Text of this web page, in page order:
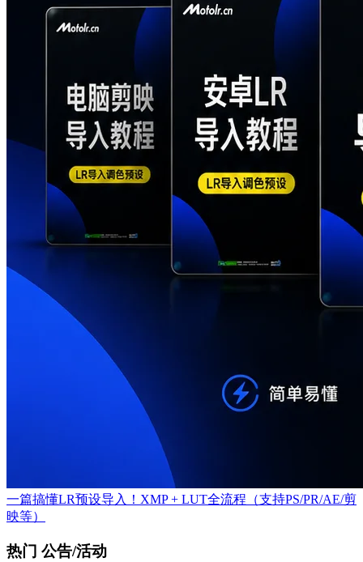
一篇搞懂LR预设导入！XMP + LUT全流程（支持PS/PR/AE/剪
映等）
热门 公告/活动